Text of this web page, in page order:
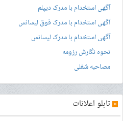
آگهی استخدام با مدرک دیپلم
آگهی استخدام با مدرک فوق لیسانس
آگهی استخدام با مدرک لیسانس
نحوه نگارش رزومه
مصاحبه شغلی
» تابلو اعلانات